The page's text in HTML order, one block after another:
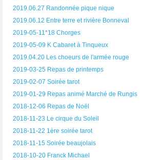
2019.06.27 Randonnée pique nique
2019.06.12 Entre terre et rivière Bonneval
2019-05-11*18 Chorges
2019-05-09 K Cabaret à Tinqueux
2019.04.20 Les choeurs de l'armée rouge
2019-03-25 Repas de printemps
2019-02-07 Soirée tarot
2019-01-29 Repas animé Marché de Rungis
2018-12-06 Repas de Noël
2018-11-23 Le cirque du Soleil
2018-11-22 1ère soirée tarot
2018-11-15 Soirée beaujolais
2018-10-20 Franck Michael